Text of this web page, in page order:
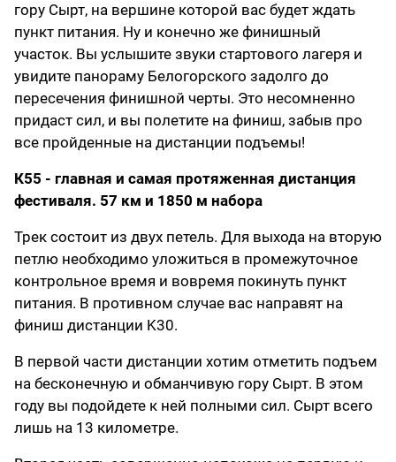
гору Сырт, на вершине которой вас будет ждать
пункт питания. Ну и конечно же финишный
участок. Вы услышите звуки стартового лагеря и
увидите панораму Белогорского задолго до
пересечения финишной черты. Это несомненно
придаст сил, и вы полетите на финиш, забыв про
все пройденные на дистанции подъемы!
К55 - главная и самая протяженная дистанция
фестиваля. 57 км и 1850 м набора
Трек состоит из двух петель. Для выхода на вторую
петлю необходимо уложиться в промежуточное
контрольное время и вовремя покинуть пункт
питания. В противном случае вас направят на
финиш дистанции K30.
В первой части дистанции хотим отметить подъем
на бесконечную и обманчивую гору Сырт. В этом
году вы подойдете к ней полными сил. Сырт всего
лишь на 13 километре.